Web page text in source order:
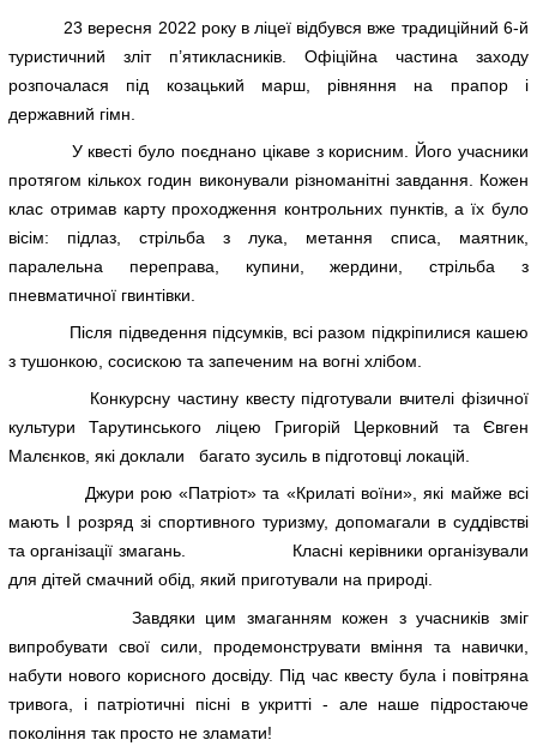
23 вересня 2022 року в ліцеї відбувся вже традиційний 6-й
туристичний зліт п’ятикласників. Офіційна частина заходу
розпочалася під козацький марш, рівняння на прапор і
державний гімн.
У квесті було поєднано цікаве з корисним. Його учасники
протягом кількох годин виконували різноманітні завдання. Кожен
клас отримав карту проходження контрольних пунктів, а їх було
вісім: підлаз, стрільба з лука, метання списа, маятник,
паралельна переправа, купини, жердини, стрільба з
пневматичної гвинтівки.
Після підведення підсумків, всі разом підкріпилися кашею
з тушонкою, сосискою та запеченим на вогні хлібом.
Конкурсну частину квесту підготували вчителі фізичної
культури Тарутинського ліцею Григорій Церковний та Євген
Малєнков, які доклали багато зусиль в підготовці локацій.
Джури рою «Патріот» та «Крилаті воїни», які майже всі
мають І розряд зі спортивного туризму, допомагали в суддівстві
та організації змагань. Класні керівники організували
для дітей смачний обід, який приготували на природі.
Завдяки цим змаганням кожен з учасників зміг
випробувати свої сили, продемонструвати вміння та навички,
набути нового корисного досвіду. Під час квесту була і повітряна
тривога, і патріотичні пісні в укритті - але наше підростаюче
покоління так просто не зламати!